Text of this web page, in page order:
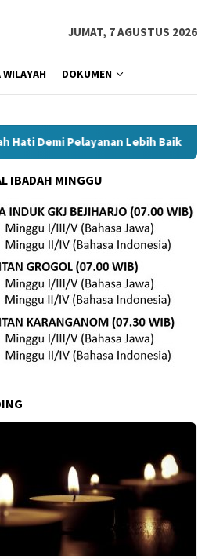
JUMAT, 7 AGUSTUS 2026
WILAYAH DOKUMEN
Pelayanan Lebih Baik
IBADAH MINGGU